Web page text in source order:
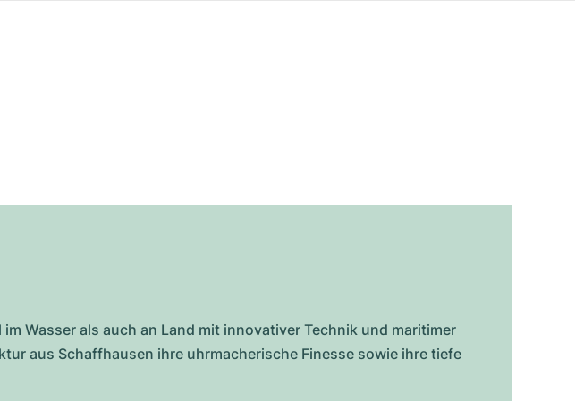
Wasser als auch an Land mit innovativer Technik und maritimer
aus Schaffhausen ihre uhrmacherische Finesse sowie ihre tiefe